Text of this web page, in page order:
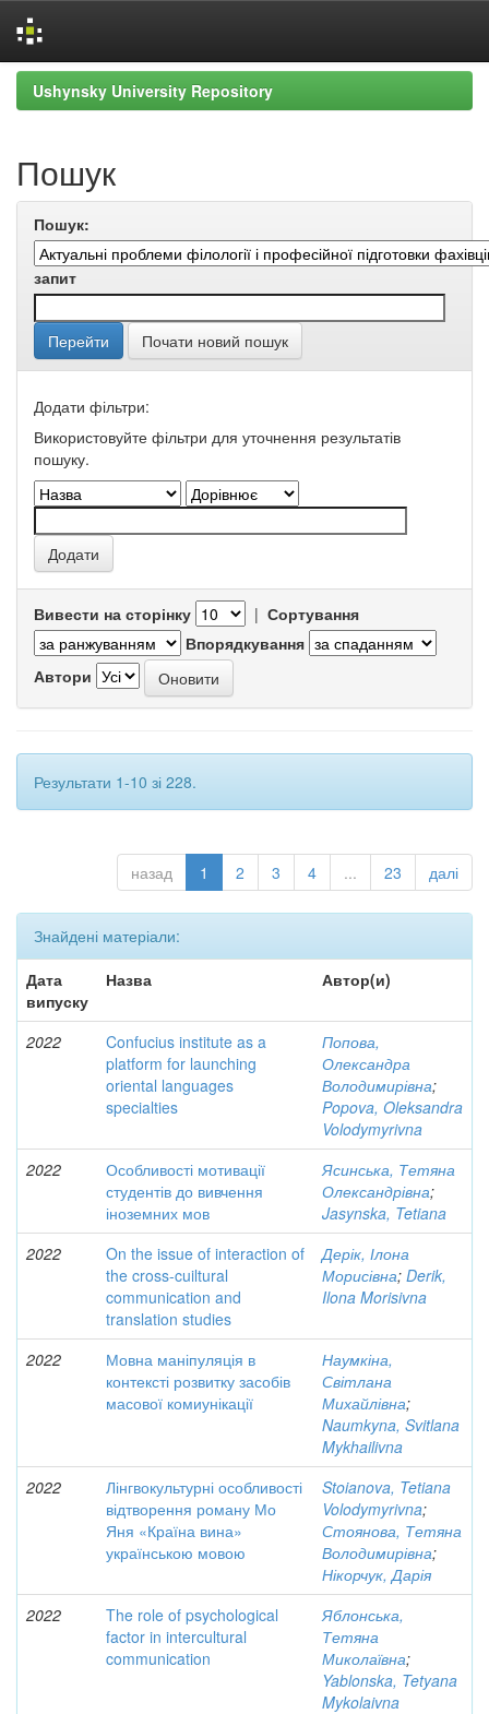
Skip
navigation
Ushynsky University Repository
Пошук
Пошук:
запит
Почати новий пошук
Додати фільтри:
Використовуйте фільтри для уточнення результатів
пошуку.
Вивести на сторінку | Сортування
Впорядкування
Автори
Результати 1-10 зі 228.
назад 1 2 3 4 ... 23 далі
Знайдені матеріали:
Дата
випуску
Назва Автор(и)
2022
Confucius institute as a
platform for launching
oriental languages
specialties
Попова,
Олександра
Володимирівна;
Popova, Oleksandra
Volodymyrivna
2022
Особливості мотивації
студентів до вивчення
іноземних мов
Ясинська, Тетяна
Олександрівна;
Jasynska, Tetiana
2022
On the issue of interaction of
the cross-cuiltural
communication and
translation studies
Дерік, Ілона
Морисівна; Derik,
Ilona Morisivna
2022
Мовна маніпуляція в
контексті розвитку засобів
масової комиунікації
Наумкіна,
Світлана
Михайлівна;
Naumkyna, Svitlana
Mykhailivna
2022
Лінгвокультурні особливості
відтворення роману Мо
Яня «Країна вина»
українською мовою
Stoianova, Tetiana
Volodymyrivna;
Стоянова, Тетяна
Володимирівна;
Нікорчук, Дарія
2022
The role of psychological
factor in intercultural
communication
Яблонська,
Тетяна
Миколаївна;
Yablonska, Tetyana
Mykolaivna